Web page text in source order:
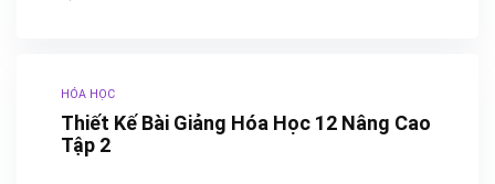
HÓA HỌC
Thiết Kế Bài Giảng Hóa Học 12 Nâng Cao
Tập 2